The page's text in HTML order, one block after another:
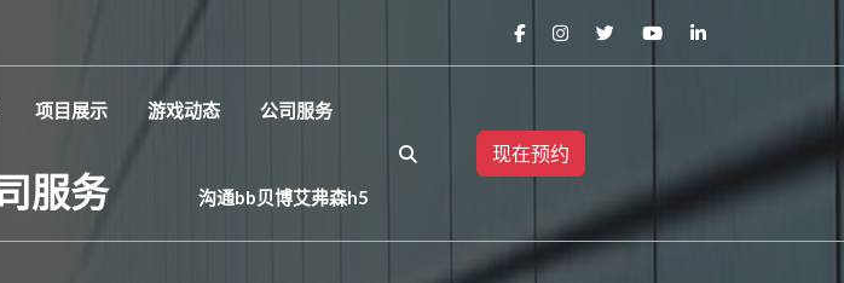
项目展示 游戏动态 公司服务
沟通bb贝博艾弗森h5
现在预约
服务